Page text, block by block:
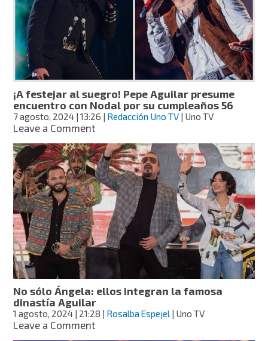
patrona
de
embarazadas
la
imagen
de
la
medalla
usa
Ángela
Aguilar
¡A festejar al suegro! Pepe Aguilar presume
encuentro con Nodal por su cumpleaños 56
7 agosto, 2024 | 13:26 | Redacción Uno TV | Uno TV
Leave a Commenton
festejar
al
suegro!
Pepe
Aguilar
presume
encuentro
con
Nodal
cumpleaños
56
No sólo Ángela: ellos integran la famosa
dinastía Aguilar
1 agosto, 2024 | 21:28 | Rosalba Espejel | Uno TV
Leave a Commenton